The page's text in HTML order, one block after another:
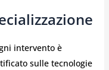
intervento è
sulle tecnologie